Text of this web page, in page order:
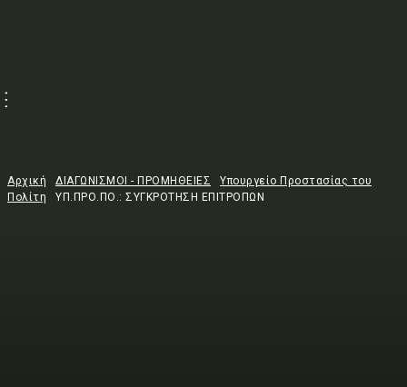
Αρχική ΔΙΑΓΩΝΙΣΜΟΙ - ΠΡΟΜΗΘΕΙΕΣ
Υπουργείο Προστασίας του
Πολίτη
ΥΠ.ΠΡΟ.ΠΟ.: ΣΥΓΚΡΟΤΗΣΗ ΕΠΙΤΡΟΠΩΝ